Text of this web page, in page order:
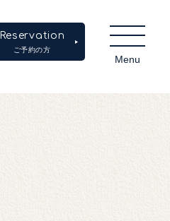
Reservation
ご予約の方